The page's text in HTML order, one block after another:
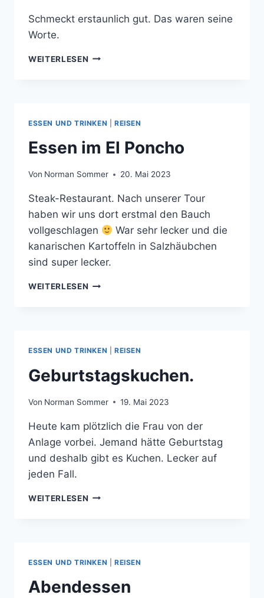
Schmeckt erstaunlich gut. Das waren seine
Worte.
WEITERLESEN HÄHNCHEN
ESSEN UND TRINKEN REISEN
Essen im El Poncho
Von Norman Sommer 20. Mai 2023
Steak-Restaurant. Nach unserer Tour
haben wir uns dort erstmal den Bauch
vollgeschlagen
War sehr lecker und die
kanarischen Kartoffeln in Salzhäubchen
sind super lecker.
WEITERLESEN ESSEN
ESSEN UND TRINKEN REISEN
Geburtstagskuchen.
Von Norman Sommer 19. Mai 2023
Heute kam plötzlich die Frau von der
Anlage vorbei. Jemand hätte Geburtstag
und deshalb gibt es Kuchen. Lecker auf
jeden Fall.
WEITERLESEN GEBURTSTAGSKUCHEN.
ESSEN UND TRINKEN REISEN
Abendessen